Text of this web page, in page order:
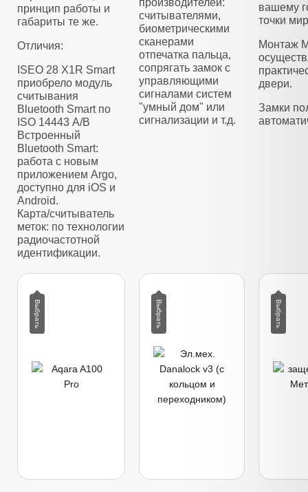
принцип работы и
габариты те же.
Отличия:
ISEO 28 X1R Smart
приобрело модуль
считывания
Bluetooth Smart по
ISO 14443 А/B
Встроенный
Bluetooth Smart:
работа с новым
приложением Argo,
доступно для iOS и
Android.
Карта/считыватель
меток: по технологии
радиочастотной
идентификации.
считывателями,
биометрическими
сканерами
отпечатка пальца,
сопрягать замок с
управляющими
сигналами систем
"умный дом" или
сигнализации и т.д.
вашему
точки
Монтаж
двери.
Замки